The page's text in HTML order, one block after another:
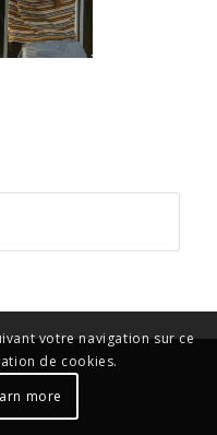
votre navigation sur ce
de cookies.
more